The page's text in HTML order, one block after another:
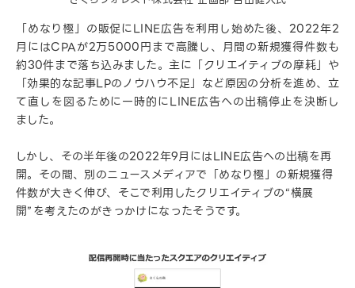
「めなり極」の販促にLINE広告を利用し始めた後、2022年2
月にはCPAが2万5000円まで高騰し、月間の新規獲得件数も
約30件まで落ち込みました。主に「クリエイティブの摩耗」や
「効果的な記事LPのノウハウ不足」など原因の分析を進め、立
て直しを図るために一時的にLINE広告への出稿停止を決断し
ました。
しかし、その半年後の2022年9月にはLINE広告への出稿を再
開。その間、別のニュースメディアで「めなり極」の新規獲得
件数が大きく伸び、そこで利用したクリエイティブの“横展
開”を考えたのがきっかけになったそうです。